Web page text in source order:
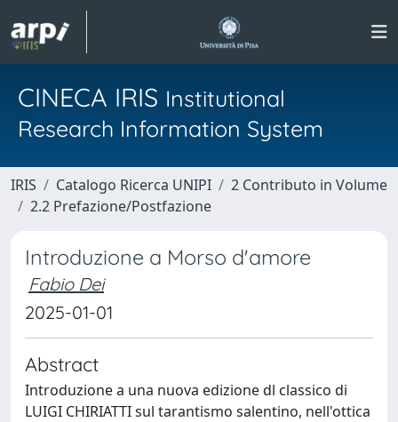
CINECA IRIS Institutional
Research Information System
IRIS Catalogo Ricerca UNIPI
2 Contributo in Volume
2.2 Prefazione/Postfazione
Introduzione a Morso d'amore
Fabio Dei
2025-01-01
Abstract
Introduzione a una nuova edizione dl classico di
LUIGI CHIRIATTI sul tarantismo salentino, nell'ottica